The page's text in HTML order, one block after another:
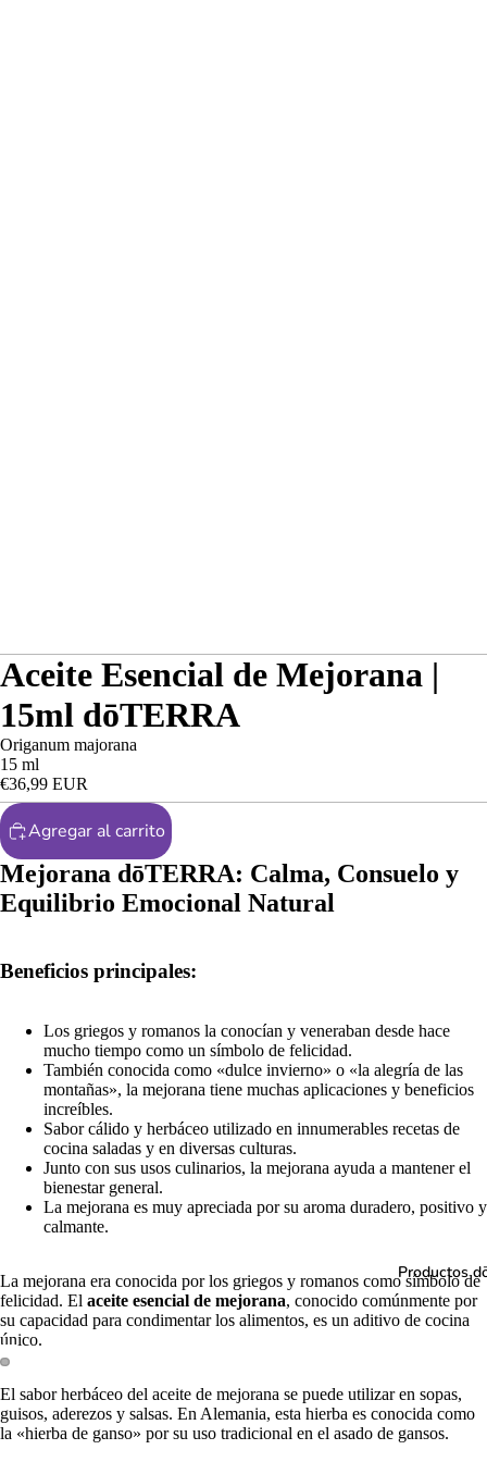
Productos
Aceite Esencial de Mejorana |
15ml dōTERRA
Origanum majorana
15 ml
€36,99 EUR
Agregar al carrito
Mejorana dōTERRA: Calma, Consuelo y
Equilibrio Emocional Natural
Beneficios principales:
Los griegos y romanos la conocían y veneraban desde hace
mucho tiempo como un símbolo de felicidad.
También conocida como «dulce invierno» o «la alegría de las
montañas», la mejorana tiene muchas aplicaciones y beneficios
increíbles.
Sabor cálido y herbáceo utilizado en innumerables recetas de
cocina saladas y en diversas culturas.
Junto con sus usos culinarios, la mejorana ayuda a mantener el
bienestar general.
La mejorana es muy apreciada por su aroma duradero, positivo y
calmante.
La mejorana era conocida por los griegos y romanos como símbolo de
felicidad. El aceite esencial de mejorana, conocido comúnmente por
su capacidad para condimentar los alimentos, es un aditivo de cocina
único.
El sabor herbáceo del aceite de mejorana se puede utilizar en sopas,
guisos, aderezos y salsas. En Alemania, esta hierba es conocida como
la «hierba de ganso» por su uso tradicional en el asado de gansos.